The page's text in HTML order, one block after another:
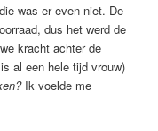
was er even niet. De
dus het werd de
kracht achter de
al een hele tijd vrouw)
Ik voelde me